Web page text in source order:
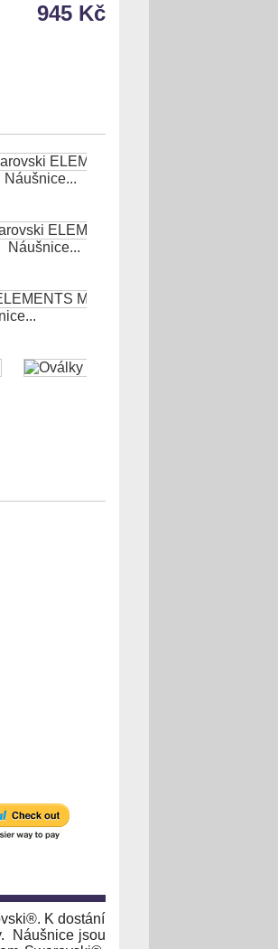
945 Kč
Náušnice...
Náušnice...
K dostání
Náušnice jsou